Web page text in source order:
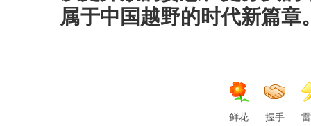
属于中国越野的时代新篇章
鲜花 握手